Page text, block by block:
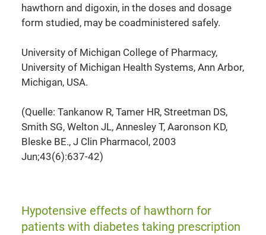
hawthorn and digoxin, in the doses and dosage
form studied, may be coadministered safely.
University of Michigan College of Pharmacy,
University of Michigan Health Systems, Ann Arbor,
Michigan, USA.
(Quelle: Tankanow R, Tamer HR, Streetman DS,
Smith SG, Welton JL, Annesley T, Aaronson KD,
Bleske BE., J Clin Pharmacol, 2003
Jun;43(6):637-42)
Hypotensive effects of hawthorn for
patients with diabetes taking prescription